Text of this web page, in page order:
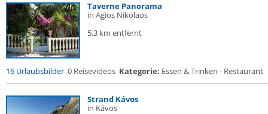
Taverne Panorama
in Agios Nikolaos
5,3 km entfernt
16 Urlaubsbilder 0 Reisevideos Kategorie: Essen & Trinken - Restaurant
Strand Kávos
in Kávos